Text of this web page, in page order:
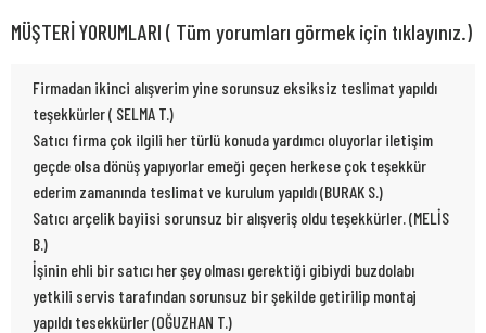
MÜŞTERİ YORUMLARI ( Tüm yorumları görmek için tıklayınız.)
Firmadan ikinci alışverim yine sorunsuz eksiksiz teslimat yapıldı
teşekkürler ( SELMA T.)
Satıcı firma çok ilgili her türlü konuda yardımcı oluyorlar iletişim
geçde olsa dönüş yapıyorlar emeği geçen herkese çok teşekkür
ederim zamanında teslimat ve kurulum yapıldı (BURAK S.)
Satıcı arçelik bayiisi sorunsuz bir alışveriş oldu teşekkürler. (MELİS
B.)
İşinin ehli bir satıcı her şey olması gerektiği gibiydi buzdolabı
yetkili servis tarafından sorunsuz bir şekilde getirilip montaj
yapıldı tesekkürler (OĞUZHAN T.)